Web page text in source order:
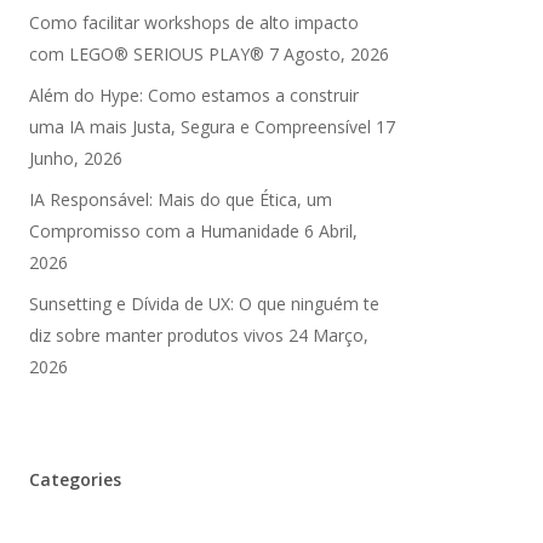
Como facilitar workshops de alto impacto
com LEGO® SERIOUS PLAY® 7 Agosto, 2026
Além do Hype: Como estamos a construir
uma IA mais Justa, Segura e Compreensível 17
Junho, 2026
IA Responsável: Mais do que Ética, um
Compromisso com a Humanidade 6 Abril,
2026
Sunsetting e Dívida de UX: O que ninguém te
diz sobre manter produtos vivos 24 Março,
2026
Categories